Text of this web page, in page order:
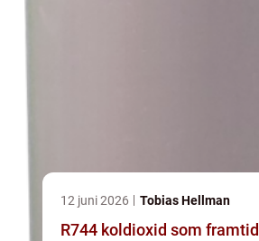
12 juni 2026 Tobias Hellman
R744 koldioxid som framtidens